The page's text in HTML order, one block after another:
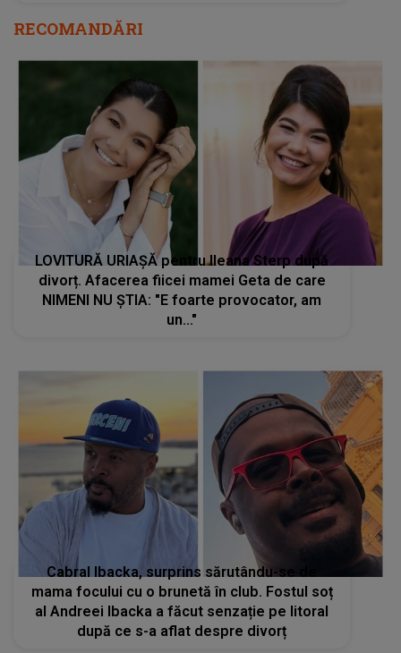
RECOMANDĂRI
LOVITURĂ URIAȘĂ pentru Ileana Sterp după
divorț. Afacerea fiicei mamei Geta de care
NIMENI NU ȘTIA: "E foarte provocator, am
un..."
Cabral Ibacka, surprins sărutându-se de
mama focului cu o brunetă în club. Fostul soț
al Andreei Ibacka a făcut senzație pe litoral
după ce s-a aflat despre divorț